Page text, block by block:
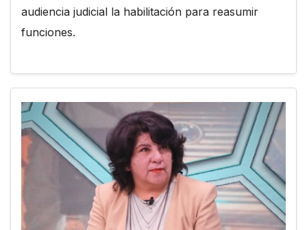
audiencia judicial la habilitación para reasumir
funciones.